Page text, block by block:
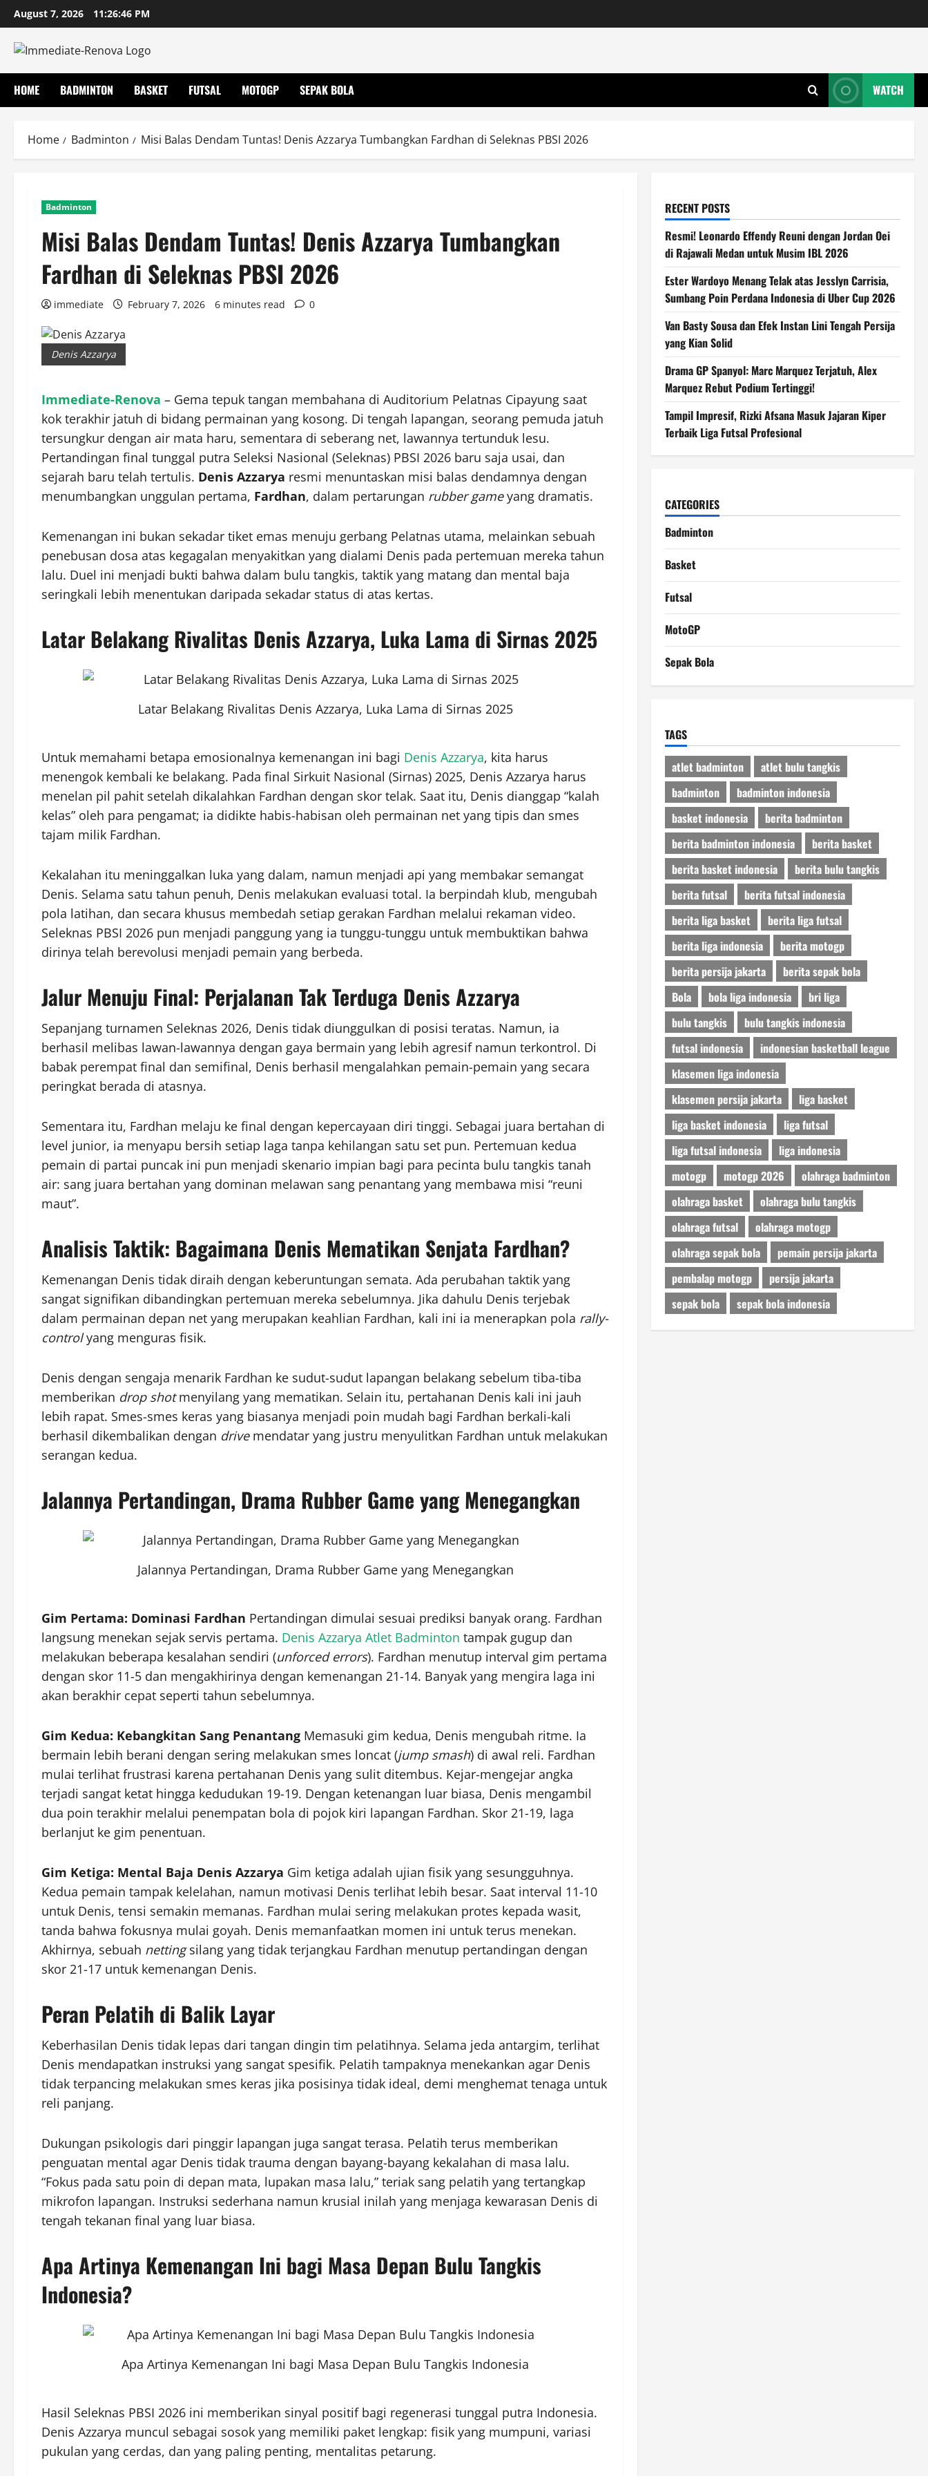
Skip
to
content
August 7, 2026 11:26:46 PM
HOME BADMINTON BASKET FUTSAL MOTOGP SEPAK BOLA WATCH
Home Badminton Misi Balas Dendam Tuntas! Denis Azzarya Tumbangkan Fardhan di Seleknas PBSI 2026
Badminton
Misi Balas Dendam Tuntas! Denis Azzarya Tumbangkan
Fardhan di Seleknas PBSI 2026
immediate February 7, 2026 6 minutes read 0
Denis Azzarya
Immediate-Renova – Gema tepuk tangan membahana di Auditorium Pelatnas Cipayung saat
kok terakhir jatuh di bidang permainan yang kosong. Di tengah lapangan, seorang pemuda jatuh
tersungkur dengan air mata haru, sementara di seberang net, lawannya tertunduk lesu.
Pertandingan final tunggal putra Seleksi Nasional (Seleknas) PBSI 2026 baru saja usai, dan
sejarah baru telah tertulis. Denis Azzarya resmi menuntaskan misi balas dendamnya dengan
menumbangkan unggulan pertama, Fardhan, dalam pertarungan rubber gameyang dramatis.
Kemenangan ini bukan sekadar tiket emas menuju gerbang Pelatnas utama, melainkan sebuah
penebusan dosa atas kegagalan menyakitkan yang dialami Denis pada pertemuan mereka tahun
lalu. Duel ini menjadi bukti bahwa dalam bulu tangkis, taktik yang matang dan mental baja
seringkali lebih menentukan daripada sekadar status di atas kertas.
Latar Belakang Rivalitas Denis Azzarya, Luka Lama di Sirnas 2025
Latar Belakang Rivalitas Denis Azzarya, Luka Lama di Sirnas 2025
Untuk memahami betapa emosionalnya kemenangan ini bagi Denis Azzarya, kita harus
menengok kembali ke belakang. Pada final Sirkuit Nasional (Sirnas) 2025, Denis Azzarya harus
menelan pil pahit setelah dikalahkan Fardhan dengan skor telak. Saat itu, Denis dianggap “kalah
kelas” oleh para pengamat; ia didikte habis-habisan oleh permainan net yang tipis dan smes
tajam milik Fardhan.
Kekalahan itu meninggalkan luka yang dalam, namun menjadi api yang membakar semangat
Denis. Selama satu tahun penuh, Denis melakukan evaluasi total. Ia berpindah klub, mengubah
pola latihan, dan secara khusus membedah setiap gerakan Fardhan melalui rekaman video.
Seleknas PBSI 2026 pun menjadi panggung yang ia tunggu-tunggu untuk membuktikan bahwa
dirinya telah berevolusi menjadi pemain yang berbeda.
Jalur Menuju Final: Perjalanan Tak Terduga Denis Azzarya
Sepanjang turnamen Seleknas 2026, Denis tidak diunggulkan di posisi teratas. Namun, ia
berhasil melibas lawan-lawannya dengan gaya bermain yang lebih agresif namun terkontrol. Di
babak perempat final dan semifinal, Denis berhasil mengalahkan pemain-pemain yang secara
peringkat berada di atasnya.
Sementara itu, Fardhan melaju ke final dengan kepercayaan diri tinggi. Sebagai juara bertahan di
level junior, ia menyapu bersih setiap laga tanpa kehilangan satu set pun. Pertemuan kedua
pemain di partai puncak ini pun menjadi skenario impian bagi para pecinta bulu tangkis tanah
air: sang juara bertahan yang dominan melawan sang penantang yang membawa misi “reuni
maut”.
Analisis Taktik: Bagaimana Denis Mematikan Senjata Fardhan?
Kemenangan Denis tidak diraih dengan keberuntungan semata. Ada perubahan taktik yang
sangat signifikan dibandingkan pertemuan mereka sebelumnya. Jika dahulu Denis terjebak
dalam permainan depan net yang merupakan keahlian Fardhan, kali ini ia menerapkan pola rally-
controlyang menguras fisik.
Denis dengan sengaja menarik Fardhan ke sudut-sudut lapangan belakang sebelum tiba-tiba
memberikan drop shotmenyilang yang mematikan. Selain itu, pertahanan Denis kali ini jauh
lebih rapat. Smes-smes keras yang biasanya menjadi poin mudah bagi Fardhan berkali-kali
berhasil dikembalikan dengan drivemendatar yang justru menyulitkan Fardhan untuk melakukan
serangan kedua.
Jalannya Pertandingan, Drama Rubber Game yang Menegangkan
Jalannya Pertandingan, Drama Rubber Game yang Menegangkan
Gim Pertama: Dominasi Fardhan Pertandingan dimulai sesuai prediksi banyak orang. Fardhan
langsung menekan sejak servis pertama. Denis Azzarya Atlet Badminton tampak gugup dan
melakukan beberapa kesalahan sendiri (unforced errors). Fardhan menutup interval gim pertama
dengan skor 11-5 dan mengakhirinya dengan kemenangan 21-14. Banyak yang mengira laga ini
akan berakhir cepat seperti tahun sebelumnya.
Gim Kedua: Kebangkitan Sang Penantang Memasuki gim kedua, Denis mengubah ritme. Ia
bermain lebih berani dengan sering melakukan smes loncat (jump smash) di awal reli. Fardhan
mulai terlihat frustrasi karena pertahanan Denis yang sulit ditembus. Kejar-mengejar angka
terjadi sangat ketat hingga kedudukan 19-19. Dengan ketenangan luar biasa, Denis mengambil
dua poin terakhir melalui penempatan bola di pojok kiri lapangan Fardhan. Skor 21-19, laga
berlanjut ke gim penentuan.
Gim Ketiga: Mental Baja Denis Azzarya Gim ketiga adalah ujian fisik yang sesungguhnya.
Kedua pemain tampak kelelahan, namun motivasi Denis terlihat lebih besar. Saat interval 11-10
untuk Denis, tensi semakin memanas. Fardhan mulai sering melakukan protes kepada wasit,
tanda bahwa fokusnya mulai goyah. Denis memanfaatkan momen ini untuk terus menekan.
Akhirnya, sebuah nettingsilang yang tidak terjangkau Fardhan menutup pertandingan dengan
skor 21-17 untuk kemenangan Denis.
Peran Pelatih di Balik Layar
Keberhasilan Denis tidak lepas dari tangan dingin tim pelatihnya. Selama jeda antargim, terlihat
Denis mendapatkan instruksi yang sangat spesifik. Pelatih tampaknya menekankan agar Denis
tidak terpancing melakukan smes keras jika posisinya tidak ideal, demi menghemat tenaga untuk
reli panjang.
Dukungan psikologis dari pinggir lapangan juga sangat terasa. Pelatih terus memberikan
penguatan mental agar Denis tidak trauma dengan bayang-bayang kekalahan di masa lalu.
“Fokus pada satu poin di depan mata, lupakan masa lalu,” teriak sang pelatih yang tertangkap
mikrofon lapangan. Instruksi sederhana namun krusial inilah yang menjaga kewarasan Denis di
tengah tekanan final yang luar biasa.
Apa Artinya Kemenangan Ini bagi Masa Depan Bulu Tangkis
Indonesia?
Apa Artinya Kemenangan Ini bagi Masa Depan Bulu Tangkis Indonesia
Hasil Seleknas PBSI 2026 ini memberikan sinyal positif bagi regenerasi tunggal putra Indonesia.
Denis Azzarya muncul sebagai sosok yang memiliki paket lengkap: fisik yang mumpuni, variasi
pukulan yang cerdas, dan yang paling penting, mentalitas petarung.
RECENT POSTS
Resmi! Leonardo Effendy Reuni dengan Jordan Oei
di Rajawali Medan untuk Musim IBL 2026
Ester Wardoyo Menang Telak atas Jesslyn Carrisia,
Sumbang Poin Perdana Indonesia di Uber Cup 2026
Van Basty Sousa dan Efek Instan Lini Tengah Persija
yang Kian Solid
Drama GP Spanyol: Marc Marquez Terjatuh, Alex
Marquez Rebut Podium Tertinggi!
Tampil Impresif, Rizki Afsana Masuk Jajaran Kiper
Terbaik Liga Futsal Profesional
CATEGORIES
Badminton
Basket
Futsal
MotoGP
Sepak Bola
TAGS
atlet badminton
atlet bulu tangkis
badminton
badminton indonesia
basket indonesia
berita badminton
berita badminton indonesia
berita basket
berita basket indonesia
berita bulu tangkis
berita futsal
berita futsal indonesia
berita liga basket
berita liga futsal
berita liga indonesia
berita motogp
berita persija jakarta
berita sepak bola
Bola
bola liga indonesia
bri liga
bulu tangkis
bulu tangkis indonesia
futsal indonesia
indonesian basketball league
klasemen liga indonesia
klasemen persija jakarta
liga basket
liga basket indonesia
liga futsal
liga futsal indonesia
liga indonesia
motogp
motogp 2026
olahraga badminton
olahraga basket
olahraga bulu tangkis
olahraga futsal
olahraga motogp
olahraga sepak bola
pemain persija jakarta
pembalap motogp
persija jakarta
sepak bola
sepak bola indonesia